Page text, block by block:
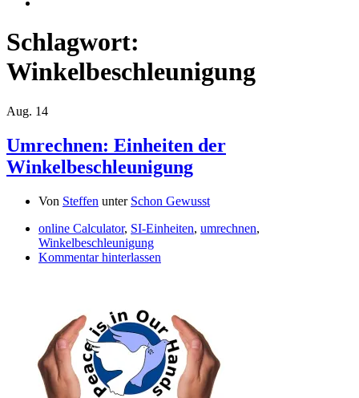
Schlagwort:
Winkelbeschleunigung
Aug. 14
Umrechnen: Einheiten der
Winkelbeschleunigung
Von Steffen unter Schon Gewusst
online Calculator, SI-Einheiten, umrechnen,
Winkelbeschleunigung
Kommentar hinterlassen